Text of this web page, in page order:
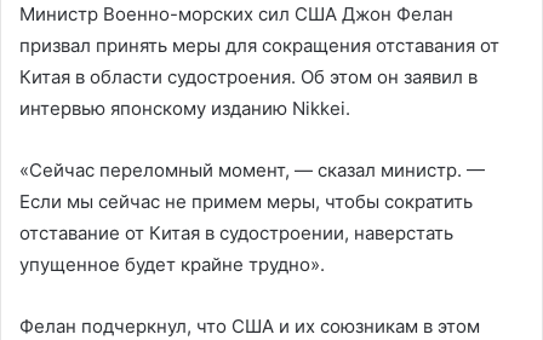
Министр Военно-морских сил США Джон Фелан
призвал принять меры для сокращения отставания от
Китая в области судостроения. Об этом он заявил в
интервью японскому изданию Nikkei.
«Сейчас переломный момент, — сказал министр. —
Если мы сейчас не примем меры, чтобы сократить
отставание от Китая в судостроении, наверстать
упущенное будет крайне трудно».
Фелан подчеркнул, что США и их союзникам в этом